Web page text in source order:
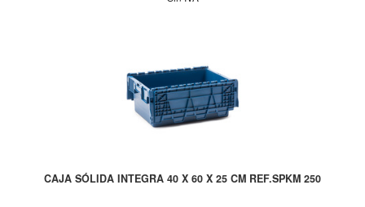
CAJA SÓLIDA INTEGRA 40 X 60 X 25 CM REF.SPKM 250